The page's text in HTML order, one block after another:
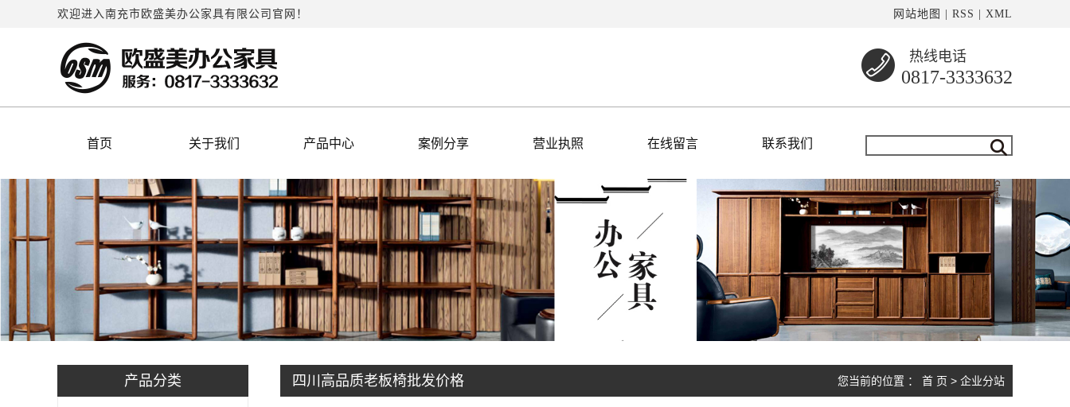
欢迎进入南充市欧盛美办公家具有限公司官网！ 网站地图 RSS XML
热线电话
0817-3333632
首页 关于我们 产品中心 案例分享 营业执照 在线留言 联系我们
产品分类 四川高品质老板椅批发价格 您当前的位置 ： 首 页 > 企业分站